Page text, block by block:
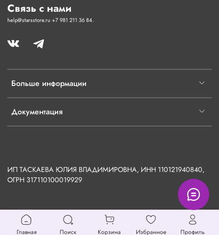
Больше информации
Документация
Связь с нами
help@starsstore.ru +7 981 211 36 84.
ИП ТАСКАЕВА ЮЛИЯ ВЛАДИМИРОВНА, ИНН 110121940840,
ОГРН 317110100019929
Главная Поиск Корзина Избранное Профиль